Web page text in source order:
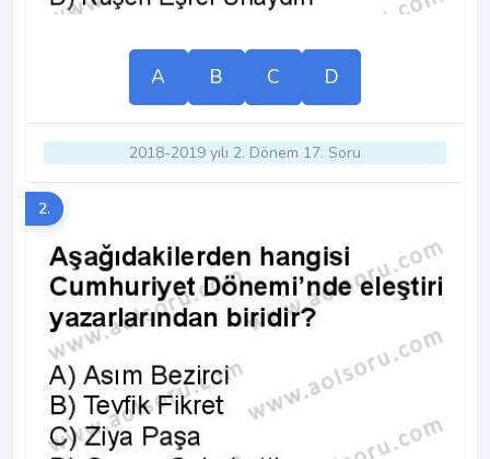
A B C D
2018-2019 yılı 2. Dönem 17. Soru
2.